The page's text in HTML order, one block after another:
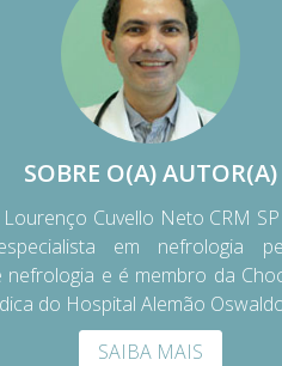
SOBRE O(A) AUTOR(A)
Cuvello Neto CRM
em nefrologia
nefrologia e é membro da
do Hospital Alemão
SAIBA MAIS